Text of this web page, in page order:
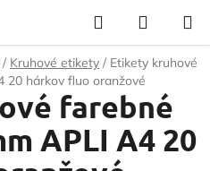
Hľadať
KOŠÍK
/ Kruhové etikety / Etikety kruhové
20 hárkov fluo oranžové
farebné
APLI A4 20